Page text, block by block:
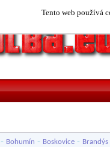
Tento web používá
- Bohumín - Boskovice - Brandýs